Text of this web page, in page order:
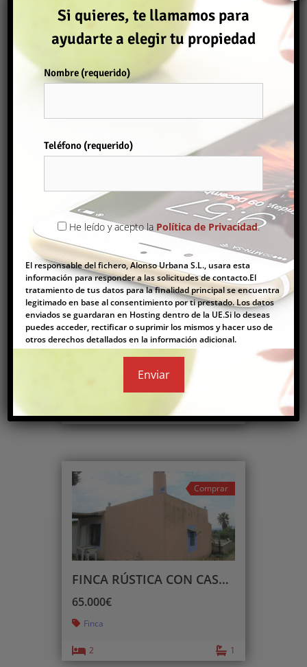
Comprar
Finca
Comprar
FINCA RÚSTICA
65 m 3 1
Comprar
FINCA RÚSTICA CON CASETA
65.000€
Finca
2 1
Si quieres, te llamamos para
ayudarte a elegir tu propiedad
Nombre (requerido)
Por favor, deja este campo vacío.
Teléfono (requerido)
He leído y acepto la Política de Privacidad.
El responsable del fichero, Alonso Urbana S.L., usara esta
información para responder a las solicitudes de contacto.El
tratamiento de tus datos para la finalidad principal se encuentra
legitimado en base al consentimiento por ti prestado. Los datos
enviados se guardaran en Hosting dentro de la UE.Si lo deseas
puedes acceder, rectificar o suprimir los mismos y hacer uso de
otros derechos detallados en la información adicional.